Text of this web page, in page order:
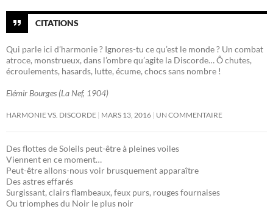
CITATIONS
Qui parle ici d’harmonie ? Ignores-tu ce qu’est le monde ? Un combat
atroce, monstrueux, dans l’ombre qu’agite la Discorde… Ô chutes,
écroulements, hasards, lutte, écume, chocs sans nombre !
Elémir Bourges (La Nef, 1904)
HARMONIE VS. DISCORDE MARS 13, 2016 UN COMMENTAIRE
Des flottes de Soleils peut-être à pleines voiles
Viennent en ce moment…
Peut-être allons-nous voir brusquement apparaître
Des astres effarés
Surgissant, clairs flambeaux, feux purs, rouges fournaises
Ou triomphes du Noir le plus noir